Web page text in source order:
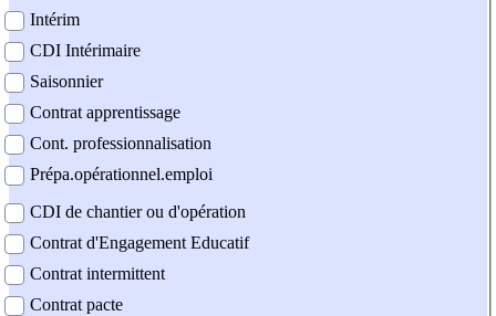
Intérim
CDI Intérimaire
Saisonnier
Contrat apprentissage
Cont. professionnalisation
Prépa.opérationnel.emploi
CDI de chantier ou d'opération
Contrat d'Engagement Educatif
Contrat intermittent
Contrat pacte